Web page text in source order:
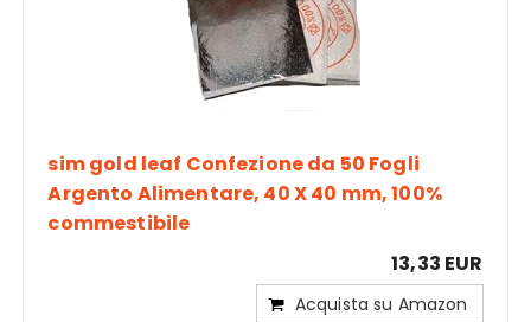
sim gold leaf Confezione da 50 Fogli
Argento Alimentare, 40 X 40 mm, 100%
commestibile
13,33 EUR
Acquista su Amazon